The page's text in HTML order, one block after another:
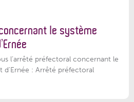
le système
l’arrêté préfectoral concernant le
d'Ernée : Arrêté préfectoral